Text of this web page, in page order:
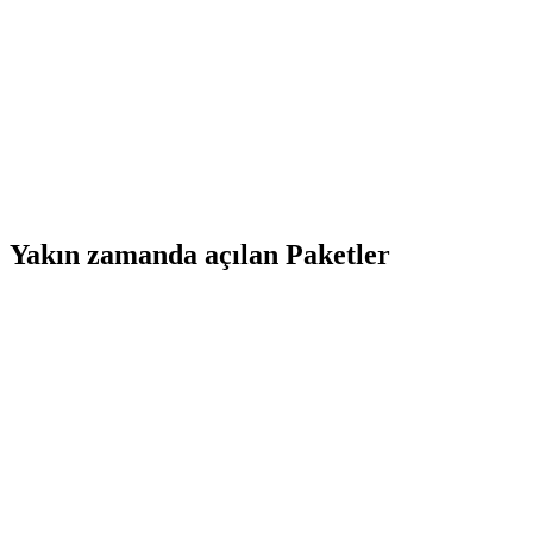
Yakın zamanda açılan Paketler